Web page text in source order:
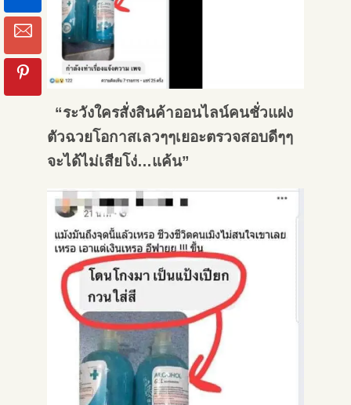
“ระวังใครสั่งสินค้าออนไลน์คนชั่วแฝง
ตัวฉวยโอกาสเลวๆๆเยอะตรวจสอบดีๆๆ
จะได้ไม่เสียโง่…แค้น”